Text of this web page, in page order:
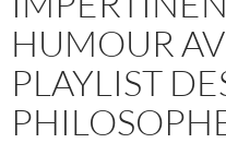
HUMOUR
PLAYLIST